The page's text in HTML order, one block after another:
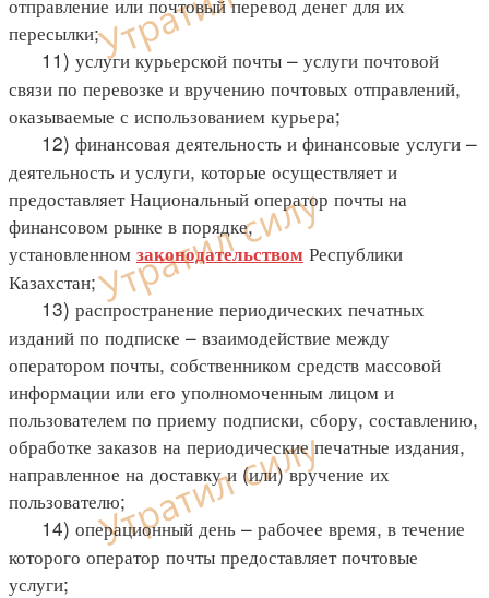
пересылки;
11) услуги курьерской почты – услуги почтовой
связи по перевозке и вручению почтовых отправлений,
оказываемые с использованием курьера;
12) финансовая деятельность и финансовые услуги –
деятельность и услуги, которые осуществляет и
предоставляет Национальный оператор почты на
финансовом рынке в порядке,
установленном законодательством Республики
Казахстан;
13) распространение периодических печатных
изданий по подписке – взаимодействие между
оператором почты, собственником средств массовой
информации или его уполномоченным лицом и
пользователем по приему подписки, сбору, составлению,
обработке заказов на периодические печатные издания,
направленное на доставку и (или) вручение их
пользователю;
14) операционный день – рабочее время, в течение
которого оператор почты предоставляет почтовые
услуги;